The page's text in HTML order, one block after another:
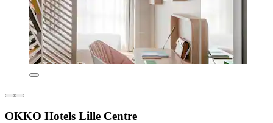
OKKO Hotels Lille Centre